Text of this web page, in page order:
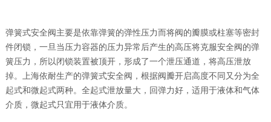
弹簧式安全阀主要是依靠弹簧的弹性压力而将阀的瓣膜或柱塞等密封
件闭锁，一旦当压力容器的压力异常后产生的高压将克服安全阀的弹
簧压力，所以闭锁装置被顶开，形成了一个泄压通道，将高压泄放
掉。上海依耐生产的弹簧式安全阀，根据阀瓣开启高度不同又分为全
起式和微起式两种。全起式泄放量大，回弹力好，适用于液体和气体
介质，微起式只宜用于液体介质。